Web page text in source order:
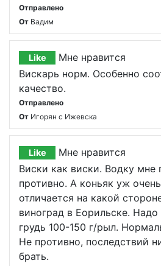
Отправлено
От Вадим
Like
Мне нравится
Вискарь норм. Особенно
качество.
Отправлено
От Игорян с Ижевска
Like
Мне нравится
Виски как виски. Водку мне
противно. А коньяк уж
отличается на какой
виноград в Еорильске. Надо
грудь 100-150 г/рыл.
Не противно, последствий
брать.